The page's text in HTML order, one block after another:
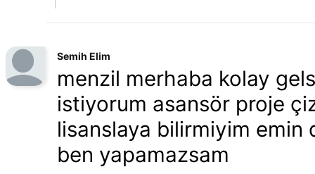
Semih Elim
menzil merhaba kolay
istiyorum asansör proje
lisanslaya bilirmiyim emin
ben yapamazsam